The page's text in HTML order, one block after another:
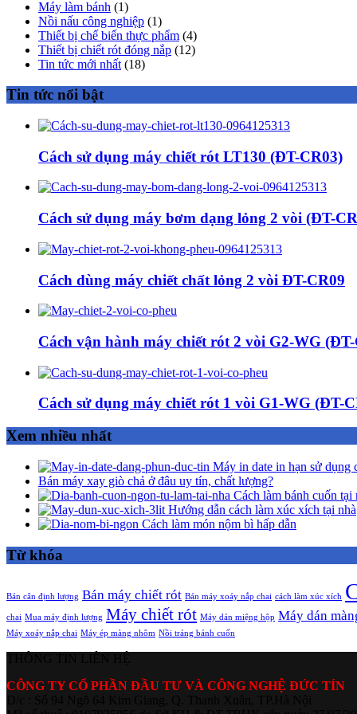
Máy làm bánh (1)
Nồi nấu công nghiệp (1)
Thiết bị chế biến thực phẩm (4)
Thiết bị chiết rót đóng nắp (12)
Tin tức mới nhất (18)
Tin tức nổi bật
Cách sử dụng máy chiết rót LT130 (ĐT-CR03)
Cách sử dụng máy bơm dạng lỏng 2 vòi (ĐT-
Cách dùng máy chiết chất lỏng 2 vòi ĐT-CR09
Cách vận hành máy chiết rót 2 vòi G2-WG
Cách sử dụng máy chiết rót 1 vòi G1-WG (ĐT-
Xem nhiều nhất
Máy in date in hạn sử dụng
Bán máy xay giò chả ở đâu uy tín, chất lượng?
Cách làm bánh cuốn
Hướng dẫn cách làm xúc xích tại nhà
Cách làm món nộm bì hấp dẫn
Từ khóa
Bán cân định lượng Bán máy chiết rót Bán máy xoáy nắp chai cách làm xúc xích
chai Mua máy định lượng Máy chiết rót Máy dán miệng hộp Máy dán
Máy xoáy nắp chai Máy ép màng nhôm Nồi tráng bánh cuốn
CÔNG TY CỔ PHẦN ĐẦU TƯ VÀ CÔNG NGHỆ ĐỨC TÍN